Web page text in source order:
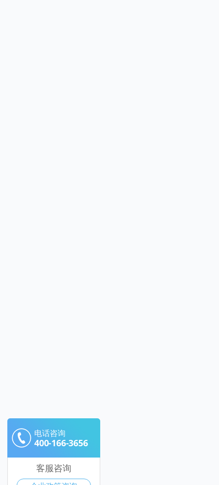
电话咨询
400-166-3656
客服咨询